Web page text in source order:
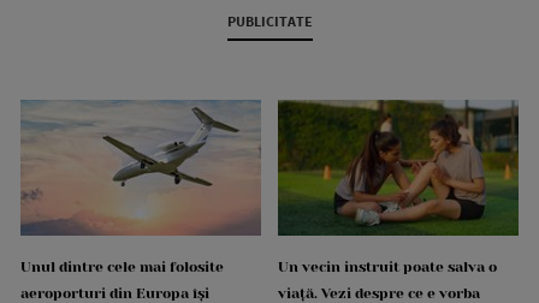
PUBLICITATE
Unul dintre cele mai folosite
aeroporturi din Europa își
Un vecin instruit poate salva o
viață. Vezi despre ce e vorba